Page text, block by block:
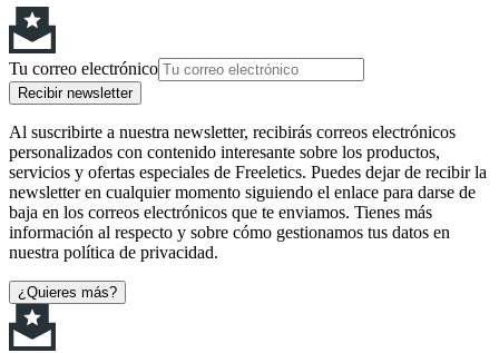
Tu correo electrónico
Recibir newsletter
Al suscribirte a nuestra newsletter, recibirás correos electrónicos
personalizados con contenido interesante sobre los productos,
servicios y ofertas especiales de Freeletics. Puedes dejar de recibir la
newsletter en cualquier momento siguiendo el enlace para darse de
baja en los correos electrónicos que te enviamos. Tienes más
información al respecto y sobre cómo gestionamos tus datos en
nuestra política de privacidad.
¿Quieres más?